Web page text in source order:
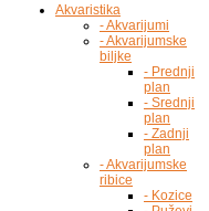
Akvaristika
- Akvarijumi
- Akvarijumske
biljke
- Prednji
plan
- Srednji
plan
- Zadnji
plan
- Akvarijumske
ribice
- Kozice